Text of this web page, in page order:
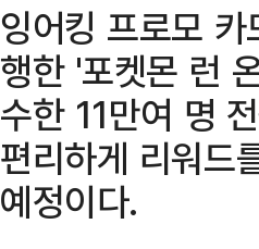
잉어킹 프로모
행한 '포켓몬 런
수한 11만여 명
편리하게 리워드
예정이다.